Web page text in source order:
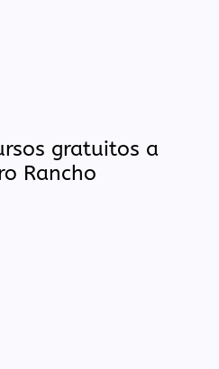
gratuitos a
Rancho